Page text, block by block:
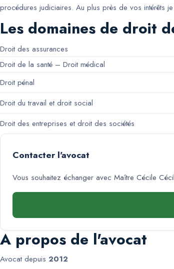
procédures judiciaires. Au plus près de vos intérêts
Les domaines de droit
Droit des assurances
Droit de la santé – Droit médical
Droit pénal
Droit du travail et droit social
Droit des entreprises et droit des sociétés
Contacter l'avocat
Vous souhaitez échanger avec Maître Cécile
A propos de l'avocat
Avocat depuis 2012